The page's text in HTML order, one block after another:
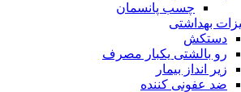
چسب پانسمان
بهداشتی
دستکش
رو بالشتی یکبار مصرف
زیر انداز بیمار
ضد عفونی کننده